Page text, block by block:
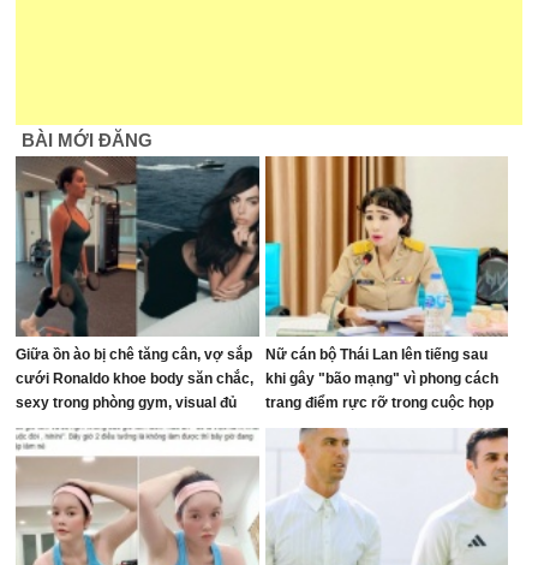
BÀI MỚI ĐĂNG
Giữa ồn ào bị chê tăng cân, vợ sắp
cưới Ronaldo khoe body săn chắc,
sexy trong phòng gym, visual đủ
sức dập tắt mọi lời chê bai
Nữ cán bộ Thái Lan lên tiếng sau
khi gây "bão mạng" vì phong cách
trang điểm rực rỡ trong cuộc họp
ngân sách